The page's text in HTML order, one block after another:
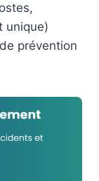
unique)
prévention